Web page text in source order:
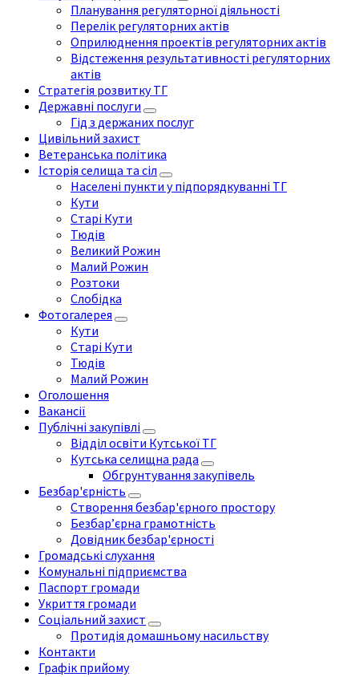
Планування регуляторної діяльності
Перелік регуляторних актів
Оприлюднення проектів регуляторних актів
Відстеження результативності регуляторних
актів
Стратегія розвитку ТГ
Державні послуги
Гід з держаних послуг
Цивільний захист
Ветеранська політика
Історія селища та сіл
Населені пункти у підпорядкуванні ТГ
Кути
Старі Кути
Тюдів
Великий Рожин
Малий Рожин
Розтоки
Слобідка
Фотогалерея
Кути
Старі Кути
Тюдів
Малий Рожин
Оголошення
Вакансії
Публічні закупівлі
Відділ освіти Кутської ТГ
Кутська селищна рада
Обгрунтування закупівель
Безбар'єрність
Створення безбар'єрного простору
Безбар’єрна грамотність
Довідник безбар'єрності
Громадські слухання
Комунальні підприємства
Паспорт громади
Укриття громади
Соціальний захист
Протидія домашньому насильству
Контакти
Графік прийому